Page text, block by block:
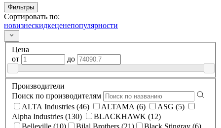
Фильтры
Сортировать по:
новизнескидкеценепопулярности
Цена
от
до
Производители
Поиск по производителям
ALTA Industries (46)
ALTAMA (6)
ASG (5)
Alpha Industries (130)
BLACKHAWK (12)
Belleville (10)
Bilal Brothers (21)
Black Stingray (6)